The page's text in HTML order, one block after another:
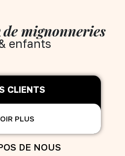
de mignonneries
enfants
CLIENTS
PLUS
DE NOUS